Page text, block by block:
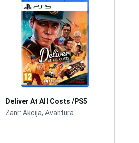
Deliver At All Costs /PS5
Zanr: Akcija, Avantura